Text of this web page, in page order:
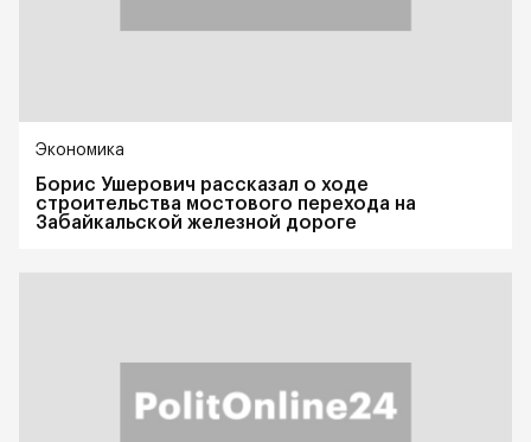
Экономика
Борис Ушерович рассказал о ходе
строительства мостового перехода на
Забайкальской железной дороге